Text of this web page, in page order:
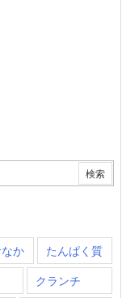
か
たんぱく質
クランチ